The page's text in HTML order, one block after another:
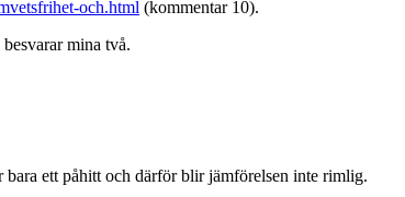
och.html (kommentar 10).
mina två.
ett påhitt och därför blir jämförelsen inte rimlig.